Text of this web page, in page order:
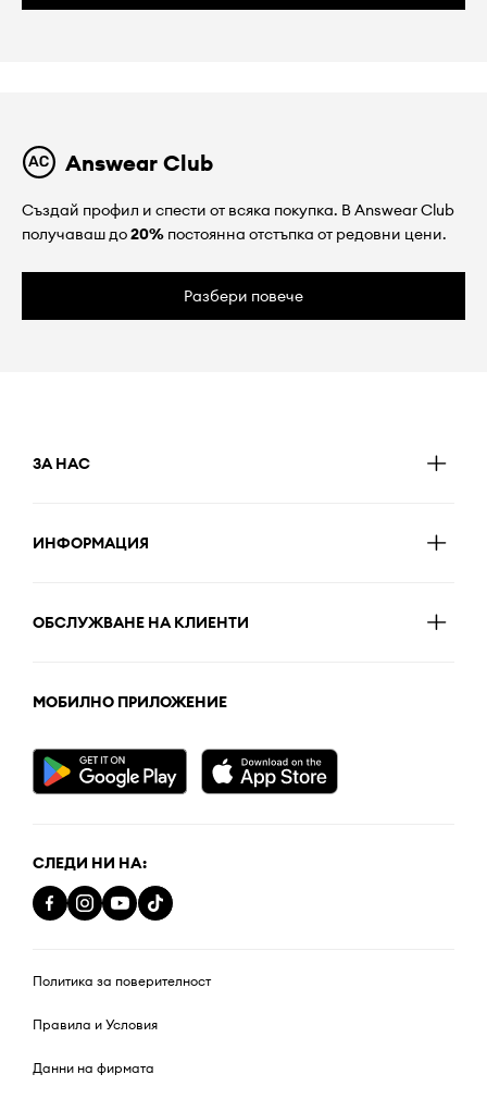
Answear Club
Създай профил и спести от всяка покупка. В Answear Club
получаваш до20% постоянна отстъпка от редовни цени.
Разбери повече
ЗА НАС
ИНФОРМАЦИЯ
ОБСЛУЖВАНЕ НА КЛИЕНТИ
МОБИЛНО ПРИЛОЖЕНИЕ
СЛЕДИ НИ НА:
Политика за поверителност
Правила и Условия
Данни на фирмата